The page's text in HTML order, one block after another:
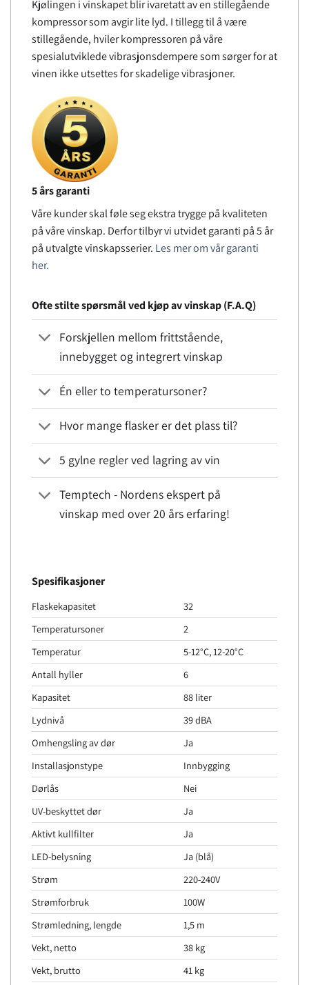
Kjølingen i vinskapet blir ivaretatt av en stillegående
kompressor som avgir lite lyd. I tillegg til å være
stillegående, hviler kompressoren på våre
spesialutviklede vibrasjonsdempere som sørger for at
vinen ikke utsettes for skadelige vibrasjoner.
5 års garanti
Våre kunder skal føle seg ekstra trygge på kvaliteten
på våre vinskap. Derfor tilbyr vi utvidet garanti på 5 år
på utvalgte vinskapsserier. Les mer om vår garanti
her.
Ofte stilte spørsmål ved kjøp av vinskap (F.A.Q)
Forskjellen mellom frittstående,
innebygget og integrert vinskap
Én eller to temperatursoner?
Hvor mange flasker er det plass til?
5 gylne regler ved lagring av vin
Temptech - Nordens ekspert på
vinskap med over 20 års erfaring!
Spesifikasjoner
Flaskekapasitet
32
Temperatursoner
2
Temperatur
5-12°C, 12-20°C
Antall hyller
6
Kapasitet
88 liter
Lydnivå
39 dBA
Omhengsling av dør
Ja
Installasjonstype
Innbygging
Dørlås
Nei
UV-beskyttet dør
Ja
Aktivt kullfilter
Ja
LED-belysning
Ja (blå)
Strøm
220-240V
Strømforbruk
100W
Strømledning, lengde
1,5 m
Vekt, netto
38 kg
Vekt, brutto
41 kg